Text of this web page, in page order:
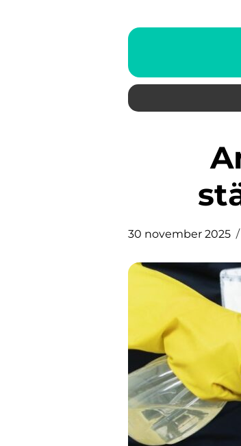
Anlita en miljövänlig
30 november 2025